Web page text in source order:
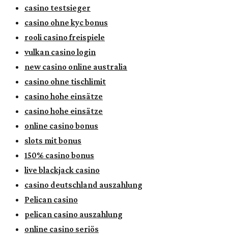
casino testsieger
casino ohne kyc bonus
rooli casino freispiele
vulkan casino login
new casino online australia
casino ohne tischlimit
casino hohe einsätze
casino hohe einsätze
online casino bonus
slots mit bonus
150% casino bonus
live blackjack casino
casino deutschland auszahlung
Pelican casino
pelican casino auszahlung
online casino seriös